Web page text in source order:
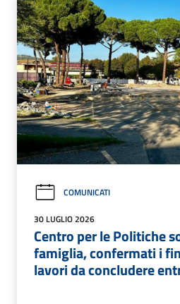
COMUNICATI
30 LUGLIO 2026
Centro per le Politiche
famiglia, confermati i
lavori da concludere